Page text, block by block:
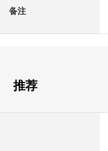
备注
推荐